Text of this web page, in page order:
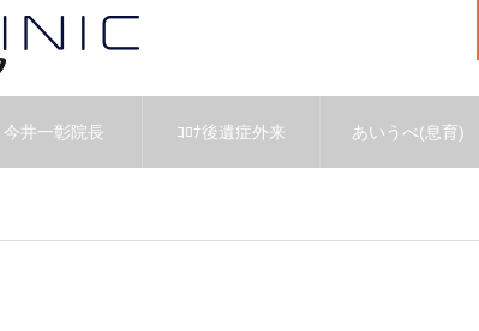
今井一彰院長 ｺﾛﾅ後遺症外来 あいうべ(息育)